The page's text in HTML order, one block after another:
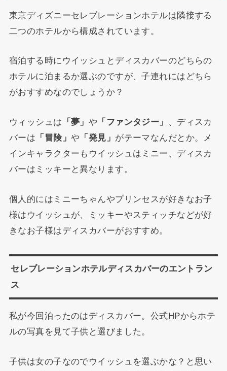
東京ディズニーセレブレーションホテルは隣接する
二つのホテルから構成されています。
宿泊する時にウイッシュとディスカバーのどちらの
ホテルに泊まるか選ぶのですが、子連れにはどちら
がおすすめなのでしょうか？
ウィッシュは 「夢」 や 「ファンタジー」 、ディスカ
バーは 「冒険」 や 「発見」 がテーマなんだとか。メ
インキャラクターもウイッシュはミニー、ディスカ
バーはミッキーと異なります。
個人的にはミニーちゃんやプリンセスが好きなお子
様はウイッシュが、ミッキーやスティッチなどが好
きなお子様はディスカバーがおすすめ。
セレブレーションホテルディスカバーのエントラン
ス
私が今回泊ったのはディスカバー。公式HPからホテ
ルの写真を見て子供と選びました。
子供は女の子なのでウイッシュを選ぶかな？と思い